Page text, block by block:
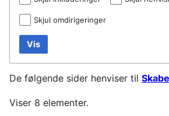
Skjul omdirigeringer
Vis
De følgende sider henviser til
Viser 8 elementer.